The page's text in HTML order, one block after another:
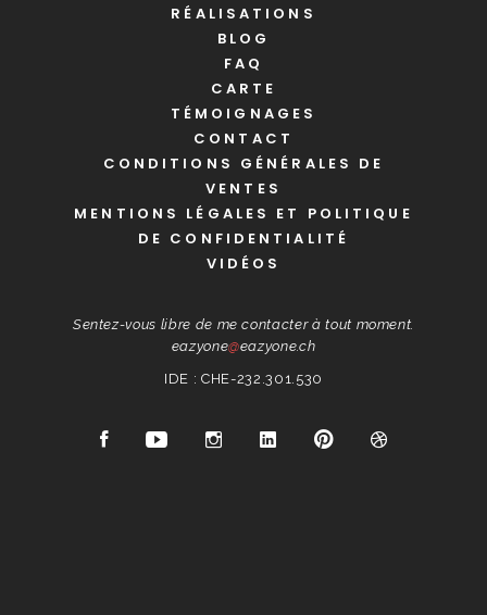
RÉALISATIONS
BLOG
FAQ
CARTE
TÉMOIGNAGES
CONTACT
CONDITIONS GÉNÉRALES DE
VENTES
MENTIONS LÉGALES ET POLITIQUE
DE CONFIDENTIALITÉ
VIDÉOS
Sentez-vous libre de me contacter à tout moment.
eazyone@eazyone.ch
IDE : CHE-232.301.530